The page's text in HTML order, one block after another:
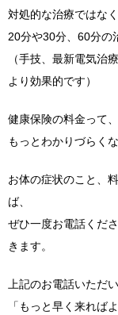
対処的な治療ではな
20分や30分、60分の
（手技、最新電気治
より効果的です）
健康保険の料金って
もっとわかりづらく
お体の症状のこと、
ば、
ぜひ一度お電話くだ
きます。
上記のお電話いただ
「もっと早く来れば